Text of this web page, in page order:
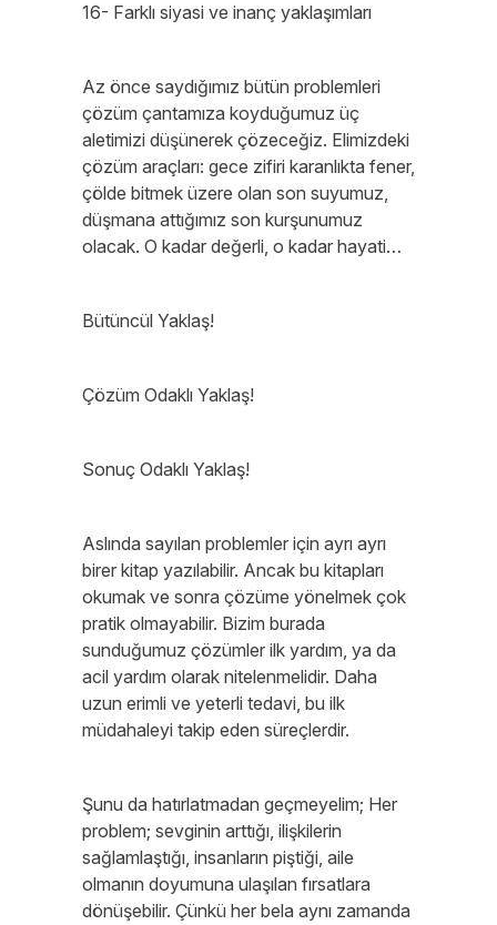
16- Farklı siyasi ve inanç yaklaşımları
Az önce saydığımız bütün problemleri
çözüm çantamıza koyduğumuz üç
aletimizi düşünerek çözeceğiz. Elimizdeki
çözüm araçları: gece zifiri karanlıkta fener,
çölde bitmek üzere olan son suyumuz,
düşmana attığımız son kurşunumuz
olacak. O kadar değerli, o kadar hayati…
Bütüncül Yaklaş!
Çözüm Odaklı Yaklaş!
Sonuç Odaklı Yaklaş!
Aslında sayılan problemler için ayrı ayrı
birer kitap yazılabilir. Ancak bu kitapları
okumak ve sonra çözüme yönelmek çok
pratik olmayabilir. Bizim burada
sunduğumuz çözümler ilk yardım, ya da
acil yardım olarak nitelenmelidir. Daha
uzun erimli ve yeterli tedavi, bu ilk
müdahaleyi takip eden süreçlerdir.
Şunu da hatırlatmadan geçmeyelim; Her
problem; sevginin arttığı, ilişkilerin
sağlamlaştığı, insanların piştiği, aile
olmanın doyumuna ulaşılan fırsatlara
dönüşebilir. Çünkü her bela aynı zamanda